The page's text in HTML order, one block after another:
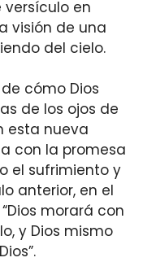
versículo en
visión de una
del cielo.
cómo Dios
de los ojos de
esta nueva
con la promesa
el sufrimiento y
anterior, en el
morará con
y Dios mismo